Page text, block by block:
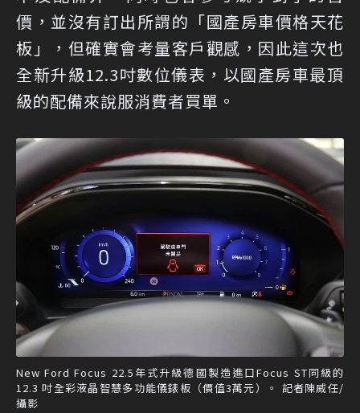
價，並沒有訂出所謂的「國產房車價格天花
板」，但確實會考量客戶觀感，因此這次也
全新升級12.3吋數位儀表，以國產房車最頂
級的配備來說服消費者買單。
New Ford Focus 22.5年式升級德國製造進口Focus ST同級的
12.3 吋全彩液晶智慧多功能儀錶板（價值3萬元）。 記者陳威任/
攝影